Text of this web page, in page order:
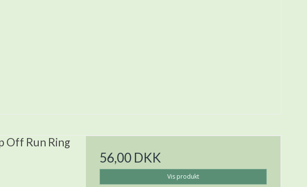
Off Run Ring
56,00 DKK
Vis produkt